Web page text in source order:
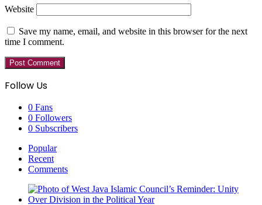
Website
Save my name, email, and website in this browser for the next
time I comment.
Follow Us
0 Fans
0 Followers
0 Subscribers
Popular
Recent
Comments